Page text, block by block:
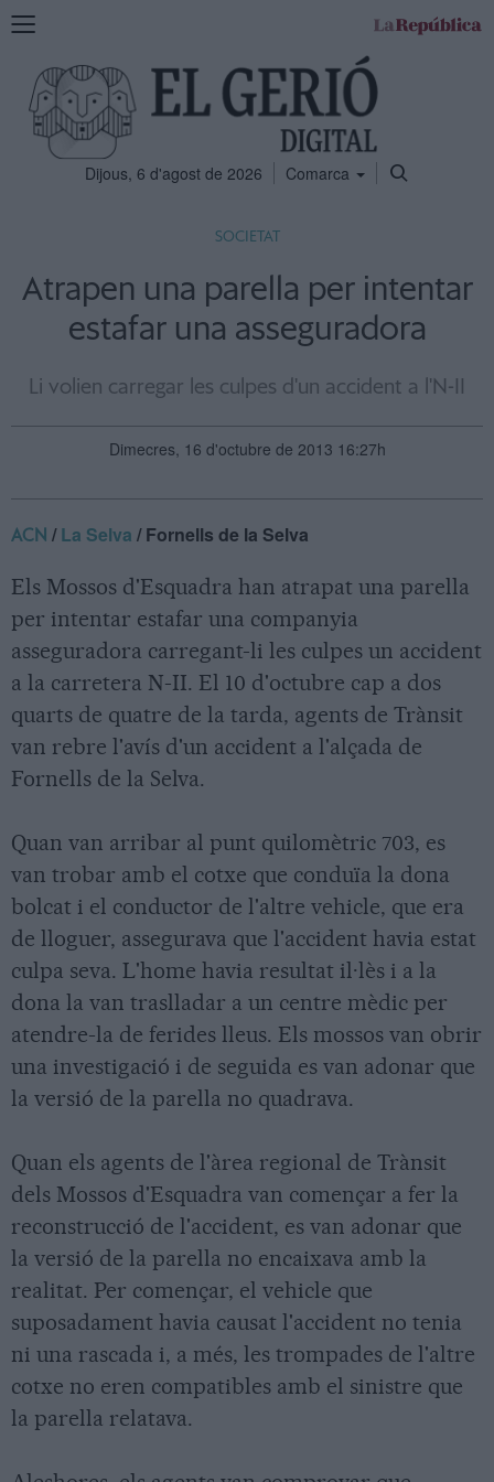
Mostra
navegació
Dijous, 6 d'agost de 2026 Comarca
SOCIETAT
Atrapen una parella per intentar
estafar una asseguradora
Li volien carregar les culpes d'un accident a l'N-II
Dimecres, 16 d'octubre de 2013 16:27h
ACN /La Selva / Fornells de la Selva
Els Mossos d'Esquadra han atrapat una parella
per intentar estafar una companyia
asseguradora carregant-li les culpes un accident
a la carretera N-II. El 10 d'octubre cap a dos
quarts de quatre de la tarda, agents de Trànsit
van rebre l'avís d'un accident a l'alçada de
Fornells de la Selva.
Quan van arribar al punt quilomètric 703, es
van trobar amb el cotxe que conduïa la dona
bolcat i el conductor de l'altre vehicle, que era
de lloguer, assegurava que l'accident havia estat
culpa seva. L'home havia resultat il·lès i a la
dona la van traslladar a un centre mèdic per
atendre-la de ferides lleus. Els mossos van obrir
una investigació i de seguida es van adonar que
la versió de la parella no quadrava.
Quan els agents de l'àrea regional de Trànsit
dels Mossos d'Esquadra van començar a fer la
reconstrucció de l'accident, es van adonar que
la versió de la parella no encaixava amb la
realitat. Per començar, el vehicle que
suposadament havia causat l'accident no tenia
ni una rascada i, a més, les trompades de l'altre
cotxe no eren compatibles amb el sinistre que
la parella relatava.